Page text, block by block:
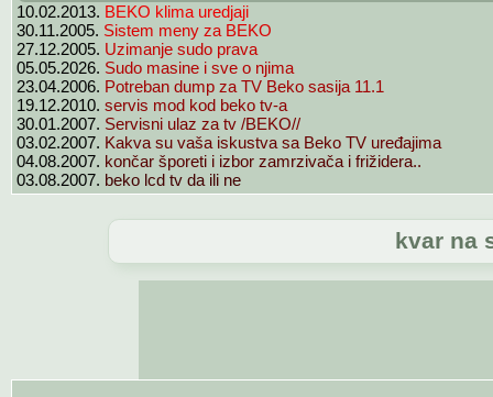
10.02.2013. BEKO klima uredjaji
30.11.2005. Sistem meny za BEKO
27.12.2005. Uzimanje sudo prava
05.05.2026. Sudo masine i sve o njima
23.04.2006. Potreban dump za TV Beko sasija 11.1
19.12.2010. servis mod kod beko tv-a
30.01.2007. Servisni ulaz za tv /BEKO//
03.02.2007. Kakva su vaša iskustva sa Beko TV uređajima
04.08.2007. končar šporeti i izbor zamrzivača i frižidera..
03.08.2007. beko lcd tv da ili ne
kvar na